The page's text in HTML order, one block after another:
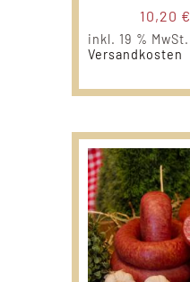
10,20 €
inkl. 19 % MwSt.
Versandkosten